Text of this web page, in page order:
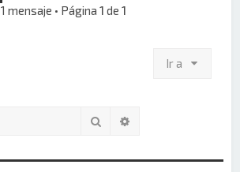
1 mensaje • Página 1 de 1
Ir a
Buscar